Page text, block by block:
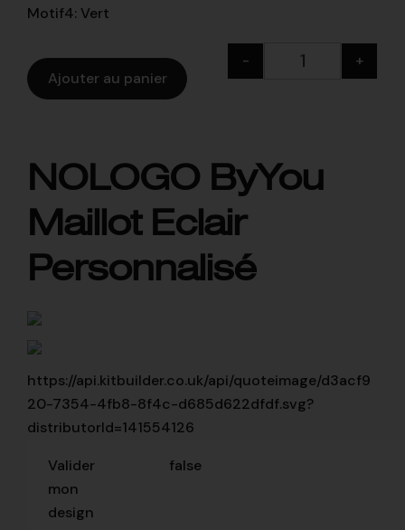
Motif4: Vert
-
+
Ajouter au panier
NOLOGO ByYou
Maillot Eclair
Personnalisé
https://api.kitbuilder.co.uk/api/quoteimage/d3acf9
20-7354-4fb8-8f4c-d685d622dfdf.svg?
distributorId=141554126
Valider
mon
design
false